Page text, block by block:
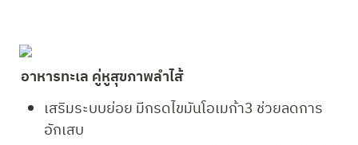
อาหารทะเล คู่หูสุขภาพลำไส้
เสริมระบบย่อย มีกรดไขมันโอเมก้า3 ช่วยลดการ
อักเสบ